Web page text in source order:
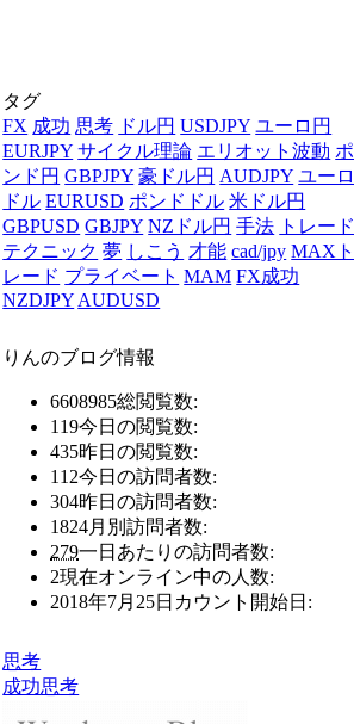
タグ
FX 成功 思考 ドル円 USDJPY ユーロ円
EURJPY サイクル理論 エリオット波動 ポ
ンド円 GBPJPY 豪ドル円 AUDJPY ユーロ
ドル EURUSD ポンドドル 米ドル円
GBPUSD GBJPY NZドル円 手法
トレード
テクニック 夢 しこう 才能 cad/jpy MAXト
レード プライベート MAM FX成功
NZDJPYAUDUSD
りんのブログ情報
6608985総閲覧数:
119今日の閲覧数:
435昨日の閲覧数:
112今日の訪問者数:
304昨日の訪問者数:
1824月別訪問者数:
279一日あたりの訪問者数:
2現在オンライン中の人数:
2018年7月25日 カウント開始日:
思考
成功思考